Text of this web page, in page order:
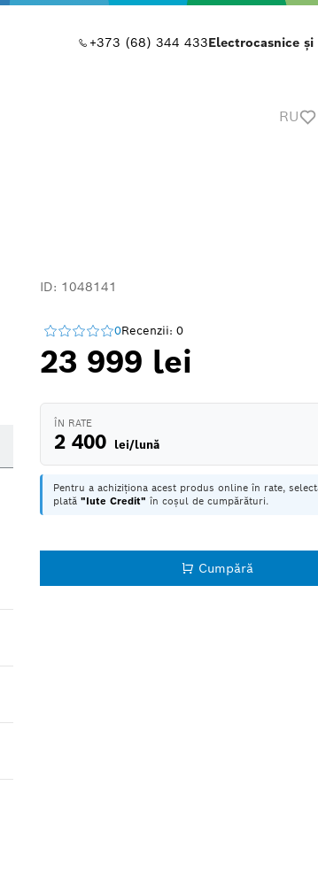
+373 (68) 344 433Electrocasnice
RU
ID: 1048141
0Recenzii: 0
23 999 lei
ÎN RATE
2 400 lei/lună
Pentru a achiziționa acest produs online în rate,
plată "Iute Credit" în coșul de cumpărături.
Cumpără